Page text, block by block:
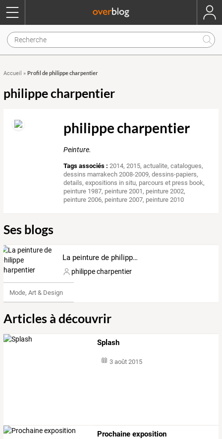
Accueil » Profil de philippe charpentier
philippe charpentier
philippe charpentier
Peinture.
Tags associés : 2014,2015,actualite,catalogues,
dessins marrakech 2008-2009,dessins-papiers,
details,expositions in situ, parcours et press book,
peinture 1987, peinture 2001, peinture 2002,
peinture 2006, peinture 2007, peinture 2010
Ses blogs
La peinture de philippe charpentier
philippe charpentier
Mode, Art & Design
Articles à découvrir
Splash
3 août 2015
Prochaine exposition